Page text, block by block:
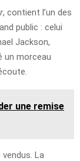
, contient l’un des
public : celui
Jackson,
un morceau
une remise
La